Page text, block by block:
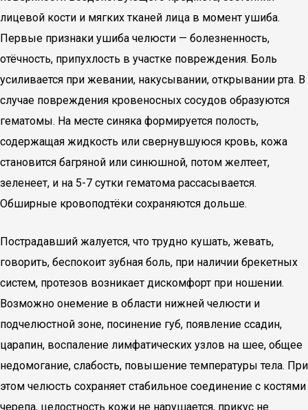
лицевой кости и мягких тканей лица в момент ушиба.
Первые признаки ушиба челюсти — болезненность,
отёчность, припухлость в участке повреждения. Боль
усиливается при жевании, накусывании, открывании рта. В
случае повреждения кровеносных сосудов образуются
гематомы. На месте синяка формируется полость,
содержащая жидкость или свернувшуюся кровь, кожа
становится багряной или синюшной, потом желтеет,
зеленеет, и на 5-7 сутки гематома рассасывается.
Обширные кровоподтёки сохраняются дольше.
Пострадавший жалуется, что трудно кушать, жевать,
говорить, беспокоит зубная боль, при наличии брекетных
систем, протезов возникает дискомфорт при ношении.
Возможно онемение в области нижней челюсти и
подчелюстной зоне, посинение губ, появление ссадин,
царапин, воспаление лимфатических узлов на шее, общее
недомогание, слабость, повышение температуры тела. При
этом челюсть сохраняет стабильное соединение с костями
черепа, целостность кожи не нарушается, прикус не